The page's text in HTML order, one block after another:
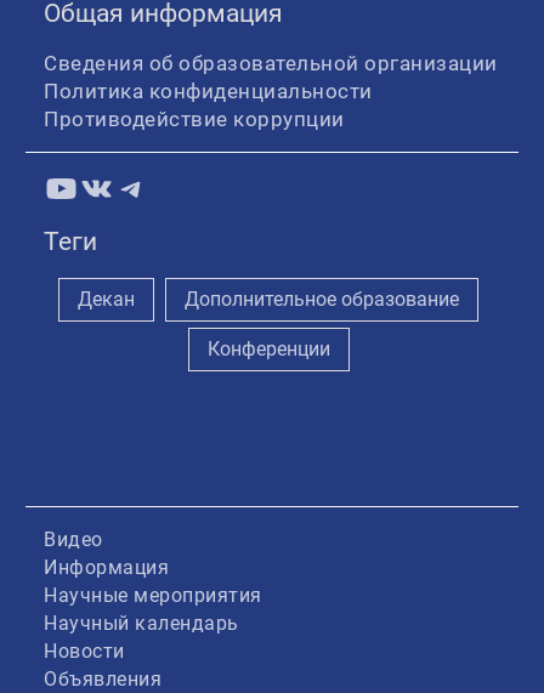
Общая информация
Сведения об образовательной организации
Политика конфиденциальности
Противодействие коррупции
YouTube
ВКонтакте
Telegram
Теги
Декан Дополнительное образование
Конференции
Видео
Информация
Научные мероприятия
Научный календарь
Новости
Объявления